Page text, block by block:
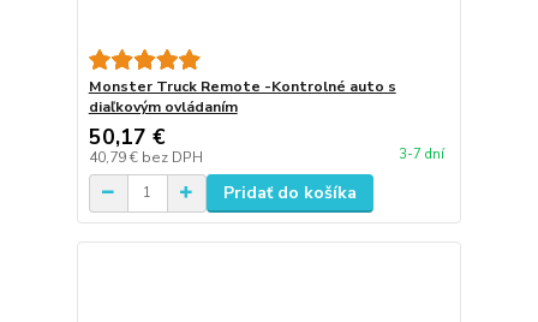
Monster Truck Remote -Kontrolné auto s
diaľkovým ovládaním
50,17 €
40,79 € bez DPH 3-7 dní
Pridať do košíka